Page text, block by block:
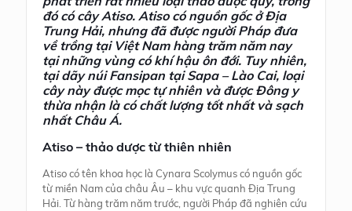
đó có cây Atiso. Atiso có nguồn gốc ở Địa
Trung Hải, nhưng đã được người Pháp đưa
về trồng tại Việt Nam hàng trăm năm nay
tại những vùng có khí hậu ôn đới. Tuy nhiên,
tại dãy núi Fansipan tại Sapa – Lào Cai, loại
cây này được mọc tự nhiên và được Đông y
thừa nhận là có chất lượng tốt nhất và sạch
nhất Châu Á.
Atiso – thảo dược từ thiên nhiên
Atiso có tên khoa học là Cynara Scolymus có nguồn gốc
từ miền Nam của châu Âu – khu vực quanh Địa Trung
Hải. Từ hàng trăm năm trước, người Pháp đã nghiên cứu